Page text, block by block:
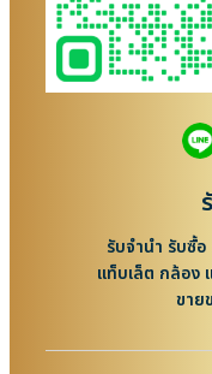
รับจำนำ รับซื้
แท็บเล็ต กล้อง
ขาย